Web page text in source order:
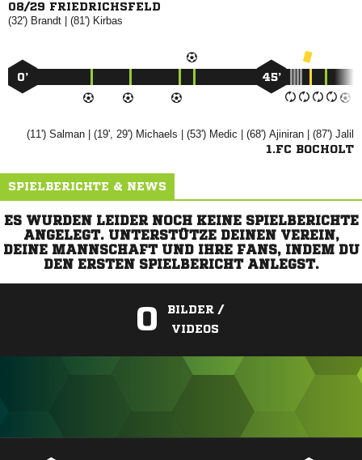
08/29 FRIEDRICHSFELD
(32')  | (81') 
0’ 45’
(11')  | (19', 29')  | (53')  | (68')  | (87') 
1.FC BOCHOLT
SPIELBERICHTE & NEWS
ES WURDEN LEIDER NOCH KEINE SPIELBERICHTE
ANGELEGT. UNTERSTÜTZE DEINEN VEREIN,
DEINE MANNSCHAFT UND IHRE FANS, INDEM DU
DEN ERSTEN SPIELBERICHT ANLEGST.
0
BILDER /
VIDEOS